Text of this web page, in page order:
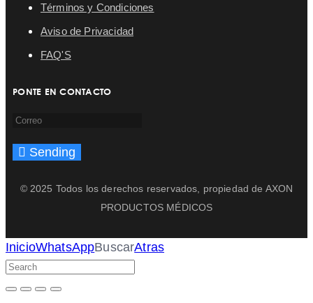
Términos y Condiciones
Aviso de Privacidad
FAQ'S
PONTE EN CONTACTO
Sending
© 2025 Todos los derechos reservados, propiedad de AXON
PRODUCTOS MÉDICOS
InicioWhatsAppBuscarAtras